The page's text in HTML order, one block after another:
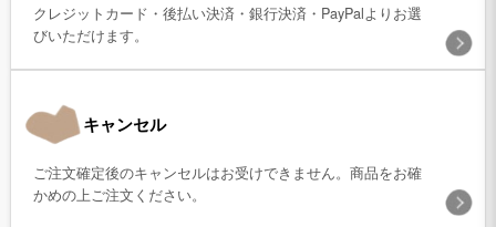
クレジットカード・後払い決済・銀行決済・PayPalよりお選
びいただけます。
キャンセル
ご注文確定後のキャンセルはお受けできません。商品をお確
かめの上ご注文ください。